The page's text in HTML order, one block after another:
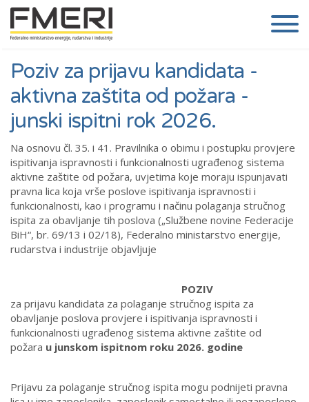
Poziv za prijavu kandidata -
aktivna zaštita od požara -
junski ispitni rok 2026.
Na osnovu čl. 35. i 41. Pravilnika o obimu i postupku provjere
ispitivanja ispravnosti i funkcionalnosti ugrađenog sistema
aktivne zaštite od požara, uvjetima koje moraju ispunjavati
pravna lica koja vrše poslove ispitivanja ispravnosti i
funkcionalnosti, kao i programu i načinu polaganja stručnog
ispita za obavljanje tih poslova („Službene novine Federacije
BiH“, br. 69/13 i 02/18), Federalno ministarstvo energije,
rudarstva i industrije objavljuje
POZIV
za prijavu kandidata za polaganje stručnog ispita za
obavljanje poslova provjere i ispitivanja ispravnosti i
funkcionalnosti ugrađenog sistema aktivne zaštite od
požara u junskom ispitnom roku 2026. godine
Prijavu za polaganje stručnog ispita mogu podnijeti pravna